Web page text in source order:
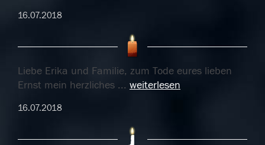
16.07.2018
Liebe Erika und Familie, zum Tode eures lieben
Ernst mein herzliches ... weiterlesen
16.07.2018